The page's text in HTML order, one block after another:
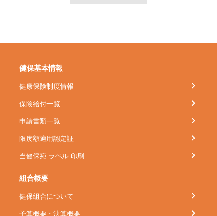
健保基本情報
健康保険制度情報
保険給付一覧
申請書類一覧
限度額適用認定証
当健保宛 ラベル 印刷
組合概要
健保組合について
予算概要・決算概要